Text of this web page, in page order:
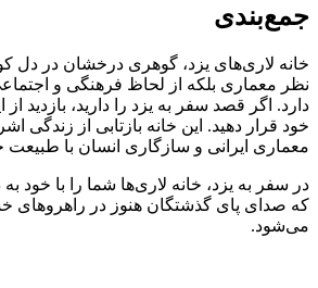
جمع‌بندی
خانه لاری‌های یزد، گوهری درخشان در دل
نظر معماری بلکه از لحاظ فرهنگی و
دارد. اگر قصد سفر به یزد را دارید، بازدید از
خود قرار دهید. این خانه بازتابی از زندگی
معماری ایرانی و سازگاری انسان با
در سفر به یزد، خانه لاری‌ها شما را با خود
که صدای پای گذشتگان هنوز در راهروهای
می‌شود.